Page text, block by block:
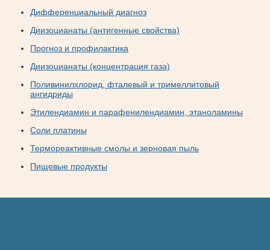
Дифференциальный диагноз
Диизоцианаты (антигенные свойства)
Прогноз и профилактика
Диизоцианаты (концентрация газа)
Поливинилхлорид, фталевый и тримеллитовый
ангидриды
Этилендиамин и парафенилендиамин, этаноламины
Соли платины
Термореактивные смолы и зерновая пыль
Пищевые продукты